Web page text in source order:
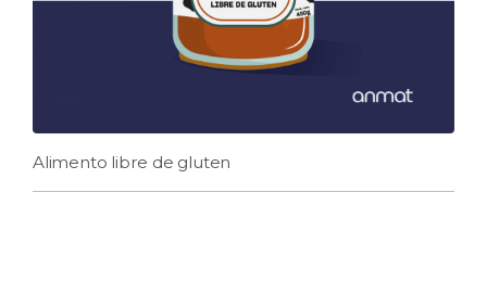
Alimento libre de gluten